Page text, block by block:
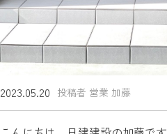
2023.05.20 投稿者 営業 加藤